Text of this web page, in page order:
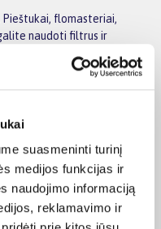
suasmeninti turinį
medijos funkcijas ir
naudojimo informaciją
reklamavimo ir
Pieštukai, flomasteriai,
naudoti filtrus ir
lengva peržiūrėti
pateikiama
galite ramiai palyginti
150 Eur įsigyti su
išsimokėtinai galima
pristatome visoje